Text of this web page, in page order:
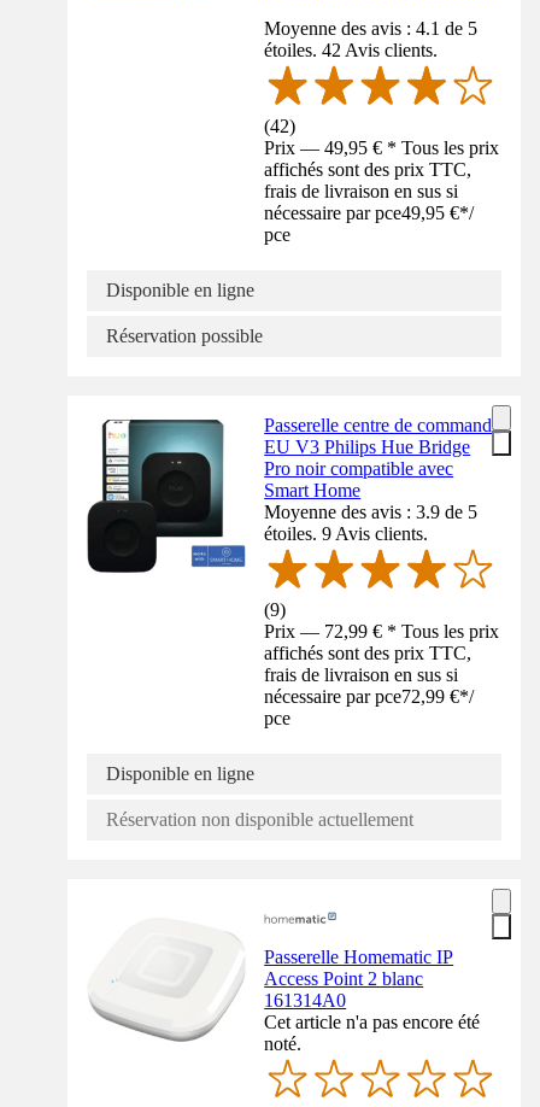
Moyenne des avis : 4.1 de 5
étoiles. 42 Avis clients.
(42)
Prix — 49,95 € * Tous les prix
affichés sont des prix TTC,
frais de livraison en sus si
nécessaire par pce49,95 €*/
pce
Disponible en ligne
Réservation possible
Passerelle centre de commande
EU V3 Philips Hue Bridge
Pro noir compatible avec
Smart Home
Moyenne des avis : 3.9 de 5
étoiles. 9 Avis clients.
(9)
Prix — 72,99 € * Tous les prix
affichés sont des prix TTC,
frais de livraison en sus si
nécessaire par pce72,99 €*/
pce
Disponible en ligne
Réservation non disponible actuellement
Passerelle Homematic IP
Access Point 2 blanc
161314A0
Cet article n'a pas encore été
noté.